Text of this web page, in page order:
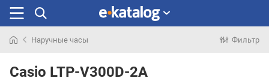
раньше
Наручные часы Фильтр
Casio LTP-V300D-2A